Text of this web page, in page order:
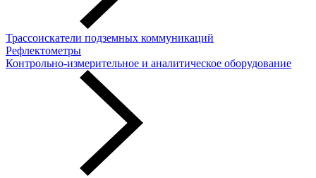
Трассоискатели подземных коммуникаций
Рефлектометры
Контрольно-измерительное и аналитическое оборудование